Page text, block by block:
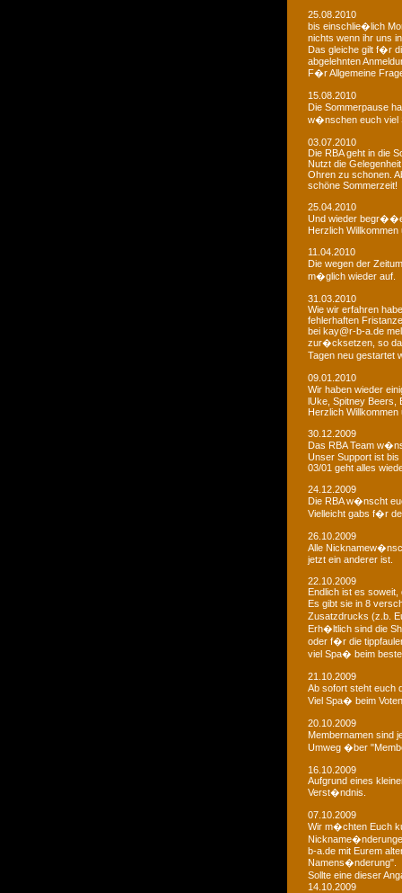
25.08.2010
bis einschlie�lich
nichts wenn ihr uns
Das gleiche gilt f�r
abgelehnten
F�r Allgemeine
15.08.2010
Die Sommerpause
w�nschen euch viel
03.07.2010
Die RBA geht in die
Nutzt die
Ohren zu schonen.
schöne Sommerzeit!
25.04.2010
Und wieder
Herzlich Willkommen
11.04.2010
Die wegen der
m�glich wieder auf.
31.03.2010
Wie wir erfahren
fehlerhaften
bei kay@r-b-a.de
zur�cksetzen, so
Tagen neu gestartet
09.01.2010
Wir haben wieder
lUke, Spitney Beers,
Herzlich Willkommen
30.12.2009
Das RBA Team
Unser Support ist bis
03/01 geht alles
24.12.2009
Die RBA w�nscht
Vielleicht gabs f�r
26.10.2009
Alle
jetzt ein anderer ist.
22.10.2009
Endlich ist es soweit,
Es gibt sie in 8
Zusatzdrucks (z.b.
Erh�ltlich sind die
oder f�r die
viel Spa� beim
21.10.2009
Ab sofort steht euch
Viel Spa� beim
20.10.2009
Membernamen sind
Umweg �ber
16.10.2009
Aufgrund eines
Verst�ndnis.
07.10.2009
Wir m�chten Euch
b-a.de mit Eurem
Namens�nderung".
Sollte eine dieser
14.10.2009